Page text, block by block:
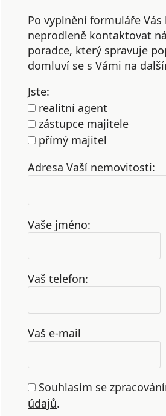
Po vyplnění formuláře Vás
neprodleně kontaktovat
poradce, který spravuje
domluví se s Vámi na
Jste:
realitní agent
zástupce majitele
přímý majitel
Adresa Vaší nemovitosti:
Vaše jméno:
Vaš telefon:
Vaš e-mail
Souhlasím se
údajů.